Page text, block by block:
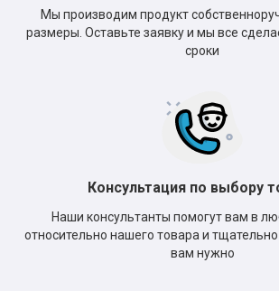
Мы производим продукт
размеры. Оставьте заявку и мы все
сроки
Консультация по выбору
Наши консультанты помогут вам в
относительно нашего товара и
вам нужно